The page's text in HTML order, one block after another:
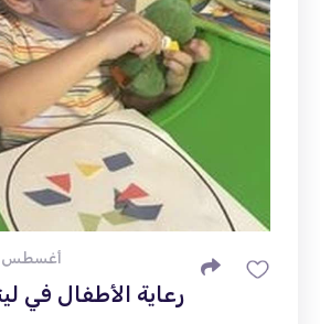
أغسطس 21, 2024, 2:51 م
رعاية الأطفال في